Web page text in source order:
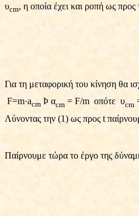
υcm, η οποία έχει και ροπή ως προς
Για τη μεταφορική του κίνηση θα
F=m·acm Þ αcm = F/m οπότε υcm
Λύνοντας την (1) ως προς t
Παίρνουμε τώρα το έργο της